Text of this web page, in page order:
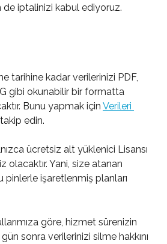
iptalinizi kabul ediyoruz.
tarihine kadar verilerinizi PDF,
gibi okunabilir bir formatta
Bunu yapmak için Verileri
edin.
ücretsiz alt yüklenici Lisansı
olacaktır. Yani, size atanan
işaretlenmiş planları
göre, hizmet sürenizin
sonra verilerinizi silme hakkını